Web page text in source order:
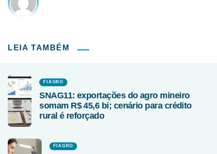
LEIA TAMBÉM
FIAGRO
SNAG11: exportações do agro mineiro
somam R$ 45,6 bi; cenário para crédito
rural é reforçado
FIAGRO